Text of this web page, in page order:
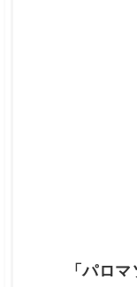
「パロ